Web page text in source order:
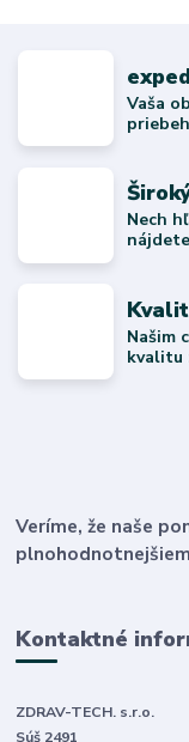
Vaša
Nech
Našim
kvalitu
Veríme, že naše
Kontaktné
ZDRAV-TECH. s.r.o.
Súš 2491